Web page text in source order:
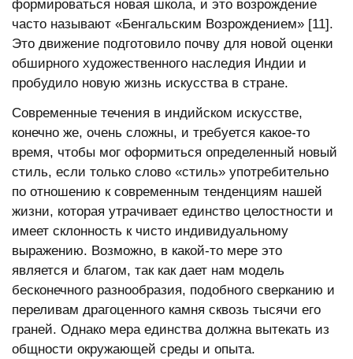
формироваться новая школа, и это возрождение
часто называют «Бенгальским Возрождением» [11].
Это движение подготовило почву для новой оценки
обширного художественного наследия Индии и
пробудило новую жизнь искусства в стране.
Современные течения в индийском искусстве,
конечно же, очень сложны, и требуется какое-то
время, чтобы мог оформиться определенный новый
стиль, если только слово «стиль» употребительно
по отношению к современным тенденциям нашей
жизни, которая утрачивает единство целостности и
имеет склонность к чисто индивидуальному
выражению. Возможно, в какой-то мере это
является и благом, так как дает нам модель
бесконечного разнообразия, подобного сверканию и
переливам драгоценного камня сквозь тысячи его
граней. Однако мера единства должна вытекать из
общности окружающей среды и опыта.